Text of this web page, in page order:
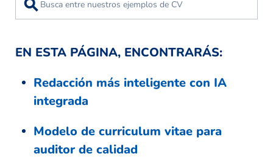
EN ESTA PÁGINA, ENCONTRARÁS:
Redacción más inteligente con IA
integrada
Modelo de curriculum vitae para
auditor de calidad